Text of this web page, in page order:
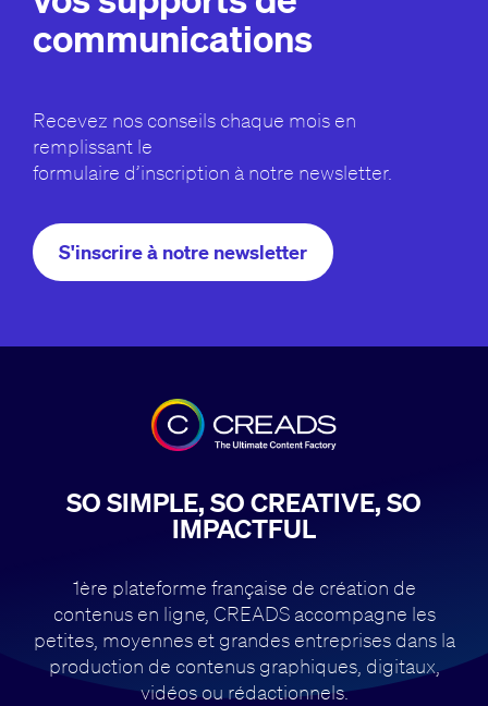
communications
Recevez nos conseils chaque mois en
remplissant le
formulaire d’inscription à notre newsletter.
S'inscrire à notre newsletter
SO SIMPLE, SO CREATIVE, SO
IMPACTFUL
1ère plateforme française de création de
contenus en ligne, CREADS accompagne les
petites, moyennes et grandes entreprises dans la
production de contenus graphiques, digitaux,
vidéos ou rédactionnels.